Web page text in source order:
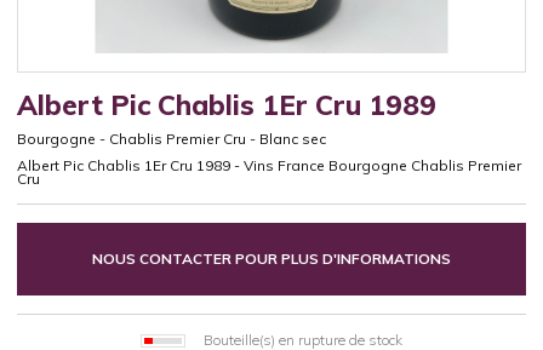
Albert Pic Chablis 1Er Cru 1989
Bourgogne - Chablis Premier Cru - Blanc sec
Albert Pic Chablis 1Er Cru 1989 - Vins France Bourgogne Chablis Premier
Cru
NOUS CONTACTER POUR PLUS D'INFORMATIONS
Bouteille(s) en rupture de stock